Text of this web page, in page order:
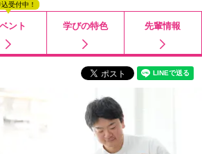
ント
受付中！
学びの特色 先輩情報